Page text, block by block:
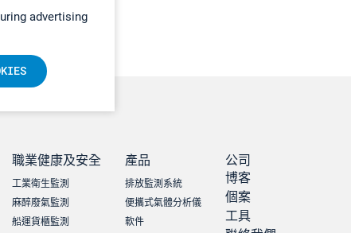
advertising
職業健康及安全
工業衛生監測
麻醉廢氣監測
船運貨櫃監測
產品
排放監測系統
便攜式氣體分析儀
軟件
公司
博客
個案
工具